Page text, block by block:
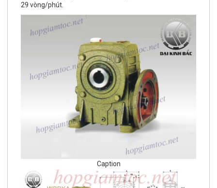
29 vòng/phút.
Caption